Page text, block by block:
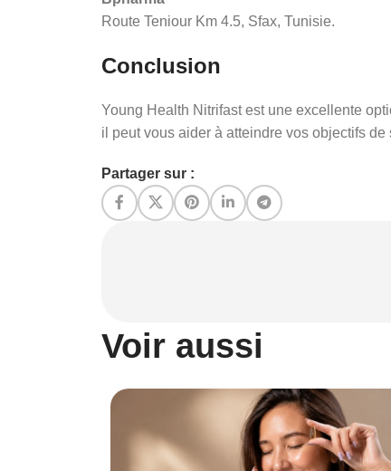
Route Teniour Km 4.5, Sfax, Tunisie.
Conclusion
Young Health Nitrifast est une excellente
il peut vous aider à atteindre vos objectifs
Partager sur :
Voir aussi